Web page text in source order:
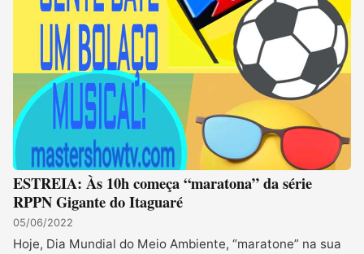
ESTREIA: Às 10h começa “maratona” da série
RPPN Gigante do Itaguaré
05/06/2022
Hoje, Dia Mundial do Meio Ambiente, “maratone” na sua